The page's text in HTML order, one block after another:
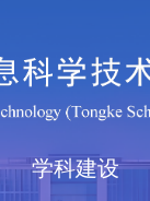
学科建设